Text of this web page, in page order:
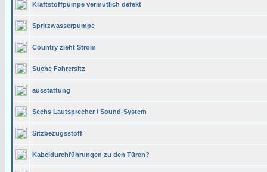
Kraftstoffpumpe vermutlich defekt
Spritzwasserpumpe
Country zieht Strom
Suche Fahrersitz
ausstattung
Sechs Lautsprecher / Sound-System
Sitzbezugsstoff
Kabeldurchführungen zu den Türen?